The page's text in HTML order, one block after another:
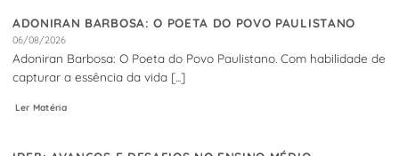
ADONIRAN BARBOSA: O POETA DO POVO PAULISTANO
06/08/2026
Adoniran Barbosa: O Poeta do Povo Paulistano. Com habilidade de
capturar a essência da vida [...]
Ler Matéria